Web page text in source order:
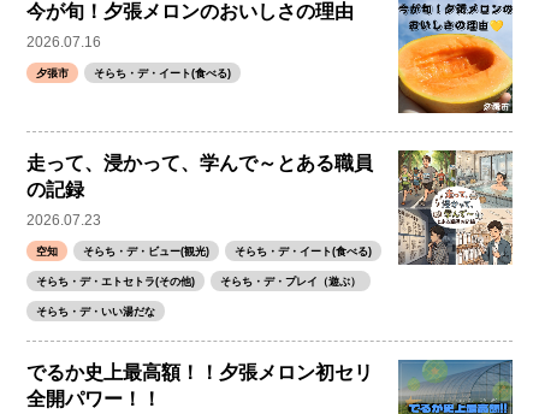
今が旬！夕張メロンのおいしさの理由
2026.07.16
夕張市 そらち・デ・イート(食べる)
走って、浸かって、学んで～とある職員
の記録
2026.07.23
空知 そらち・デ・ビュー(観光) そらち・デ・イート(食べる)
そらち・デ・エトセトラ(その他) そらち・デ・プレイ（遊ぶ）
そらち・デ・いい湯だな
でるか史上最高額！！夕張メロン初セリ
全開パワー！！